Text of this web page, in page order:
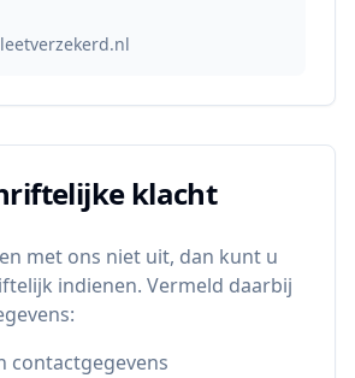
klacht
met ons niet uit, dan kunt u
indienen. Vermeld daarbij
contactgegevens